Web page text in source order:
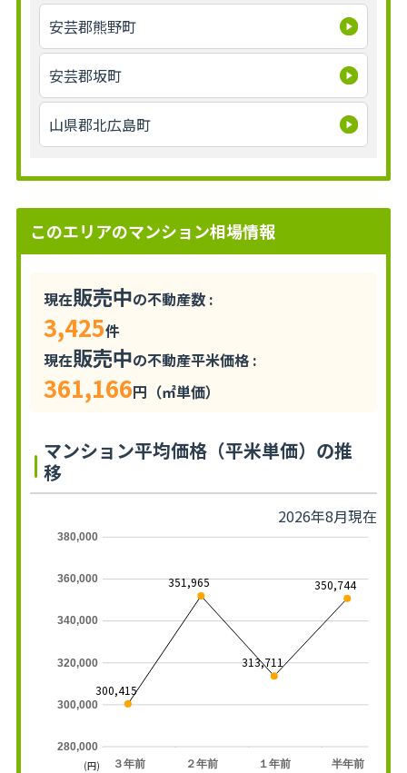
安芸郡熊野町
安芸郡坂町
山県郡北広島町
このエリアのマンション相場情報
現在販売中の不動産数 :
3,425件
現在販売中の不動産平米価格 :
361,166円（㎡単価）
マンション平均価格（平米単価）の推
移
2026年8月現在
３年前 ２年前 １年前 半年前
280,000
300,000
320,000
340,000
360,000
380,000
300,415
351,965
313,711
350,744
(円)